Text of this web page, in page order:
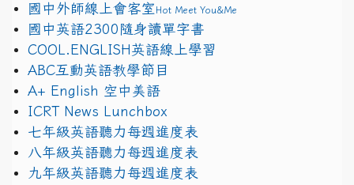
國中外師線上會客室Hot Meet You&Me
國中英語2300隨身讀單字書
COOL.ENGLISH英語線上學習
ABC互動英語教學節目
A+ English 空中美語
ICRT News Lunchbox
七年級英語聽力每週進度表
八年級英語聽力每週進度表
九年級英語聽力每週進度表